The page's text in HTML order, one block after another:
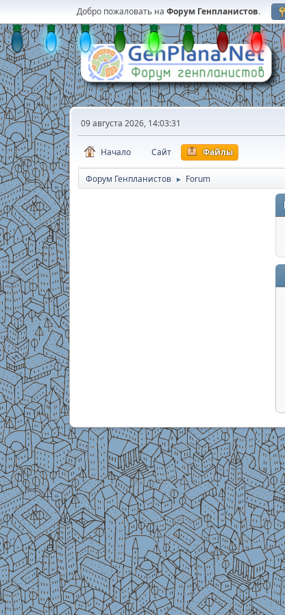
Добро пожаловать на Форум Генпланистов.
09 августа 2026, 14:03:31
Начало Сайт Файлы
Форум Генпланистов ► Forum